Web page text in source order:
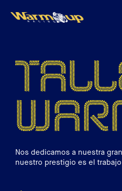
Nos dedicamos a nuestra
nuestro prestigio es el